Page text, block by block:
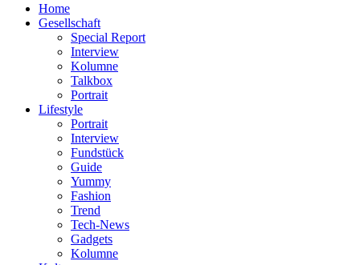
Home
Gesellschaft
Special Report
Interview
Kolumne
Talkbox
Portrait
Lifestyle
Portrait
Interview
Fundstück
Guide
Yummy
Fashion
Trend
Tech-News
Gadgets
Kolumne